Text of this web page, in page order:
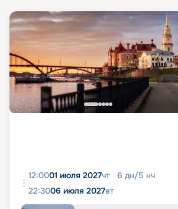
12:0001 июля 2027чт 6 дн/5 нч
22:3006 июля 2027вт